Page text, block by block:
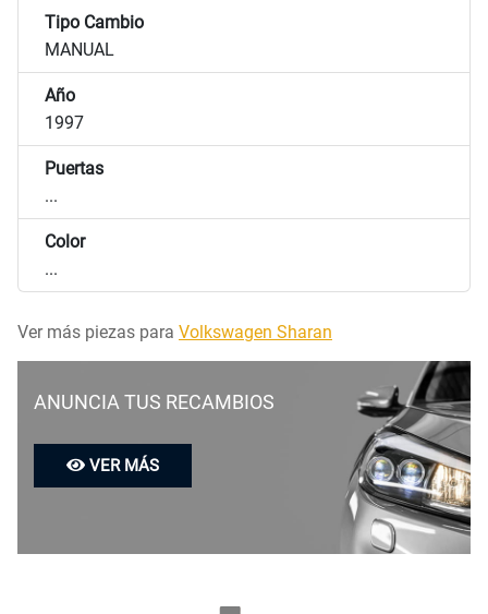
Tipo Cambio
MANUAL
Año
1997
Puertas
...
Color
...
Ver más piezas para Volkswagen Sharan
ANUNCIA TUS RECAMBIOS
VER MÁS